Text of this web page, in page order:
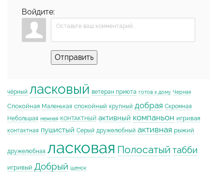
Войдите:
Отправить
чёрный ласковый ветеран приюта готов к дому Черная
Спокойная Маленькая спокойный крупный добрая Скромная
Небольшая нежная КОНТАКТНЫЙ активный компаньон игривая
контактная пушистый Серый дружелюбный активная рыжий
дружелюбная ласковая Полосатый табби
игривый Добрый щенок